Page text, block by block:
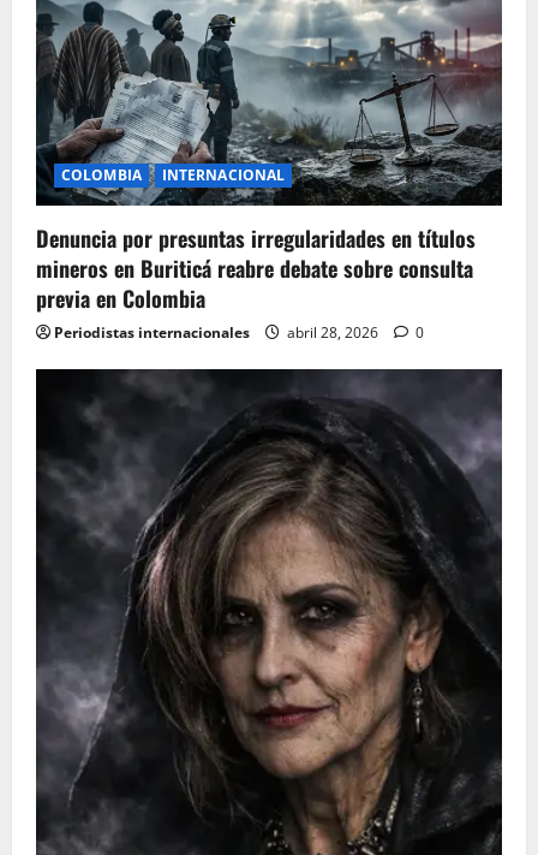
a
t
i
o
n
COLOMBIA INTERNACIONAL
Denuncia por presuntas irregularidades en títulos
mineros en Buriticá reabre debate sobre consulta
previa en Colombia
Periodistas internacionales abril 28, 2026 0